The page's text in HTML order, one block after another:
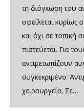
τη διόγκωση του
οφείλεται κυρίως
και όχι σε
πιστεύεται. Για
αντιμετωπίζουν
συγκεκριμένο:
χειρουργείο; Σε…